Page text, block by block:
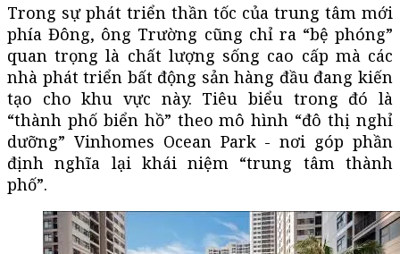
Trong sự phát triển thần tốc của trung tâm mới
phía Đông, ông Trường cũng chỉ ra “bệ phóng”
quan trọng là chất lượng sống cao cấp mà các
nhà phát triển bất động sản hàng đầu đang kiến
tạo cho khu vực này. Tiêu biểu trong đó là
“thành phố biển hồ” theo mô hình “đô thị nghỉ
dưỡng” Vinhomes Ocean Park - nơi góp phần
định nghĩa lại khái niệm “trung tâm thành
phố”.